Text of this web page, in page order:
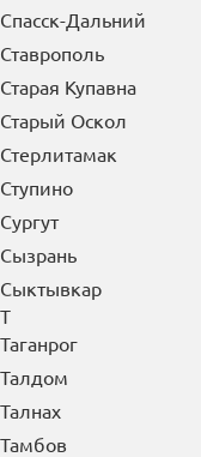
Спасск-Дальний
Ставрополь
Старая Купавна
Старый Оскол
Стерлитамак
Ступино
Сургут
Сызрань
Сыктывкар
Т
Таганрог
Талдом
Талнах
Тамбов